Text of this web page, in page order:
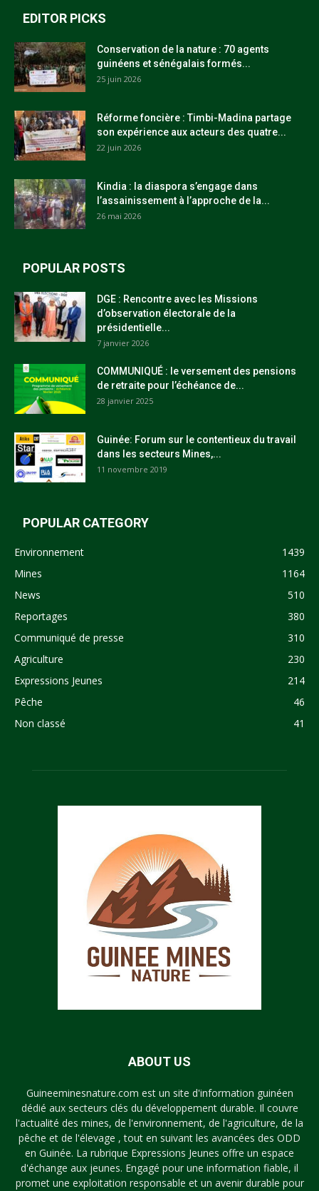
EDITOR PICKS
Conservation de la nature : 70 agents
guinéens et sénégalais formés...
25 juin 2026
Réforme foncière : Timbi-Madina partage
son expérience aux acteurs des quatre...
22 juin 2026
Kindia : la diaspora s’engage dans
l’assainissement à l’approche de la...
26 mai 2026
POPULAR POSTS
DGE : Rencontre avec les Missions
d’observation électorale de la
présidentielle...
7 janvier 2026
COMMUNIQUÉ : le versement des pensions
de retraite pour l’échéance de...
28 janvier 2025
Guinée: Forum sur le contentieux du travail
dans les secteurs Mines,...
11 novembre 2019
POPULAR CATEGORY
Environnement
1439
Mines
1164
News
510
Reportages
380
Communiqué de presse
310
Agriculture
230
Expressions Jeunes
214
Pêche
46
Non classé
41
ABOUT US
Guineeminesnature.com est un site d'information guinéen
dédié aux secteurs clés du développement durable. Il couvre
l'actualité des mines, de l'environnement, de l'agriculture, de la
pêche et de l'élevage , tout en suivant les avancées des ODD
en Guinée. La rubrique Expressions Jeunes offre un espace
d'échange aux jeunes. Engagé pour une information fiable, il
promet une exploitation responsable et un avenir durable pour